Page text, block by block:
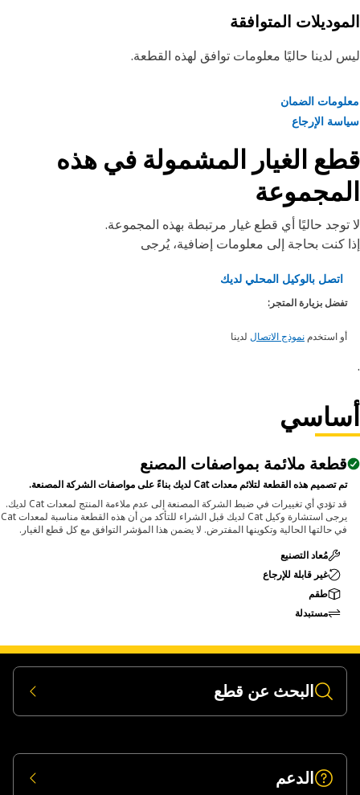
المتوافقة
لدينا حاليًا معلومات توافق لهذه القطعة.
الضمان
الإرجاع
الغيار المشمولة في هذه
حاليًا أي قطع غيار مرتبطة بهذه المجموعة.
كنت بحاجة إلى معلومات إضافية، يُرجى
اتصل بالوكيل المحلي لديك
تفضل بزيارة المتجر:
أو استخدمنموذج الاتصاللدينا
قطعة ملائمة بمواصفات المصنع
تم تصميم هذه القطعة لتلائم معدات Cat لديك بناءً على مواصفات الشركة المصنعة.
قد تؤدي أي تغييرات في ضبط الشركة المصنعة إلى عدم ملاءمة المنتج لمعدات Cat لديك.
يرجى استشارة وكيل Cat لديك قبل الشراء للتأكد من أن هذه القطعة مناسبة لمعدات Cat
في حالتها الحالية وتكوينها المفترض. لا يضمن هذا المؤشر التوافق مع كل قطع الغيار.
مُعاد التصنيع
غير قابلة للإرجاع
طقم
مستبدلة
البحث عن قطع
الدعم